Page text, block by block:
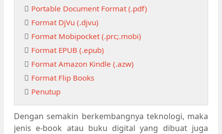
Portable Document Format (.pdf)
Format DjVu (.djvu)
Format Mobipocket (.prc;.mobi)
Format EPUB (.epub)
Format Amazon Kindle (.azw)
Format Flip Books
Penutup
Dengan semakin berkembangnya teknologi, maka
jenis e-book atau buku digital yang dibuat juga